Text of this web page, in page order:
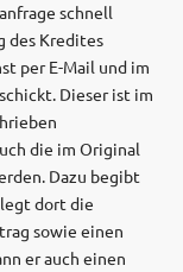
schnell
des Kredites
per E-Mail und im
Dieser ist im
die im Original
Dazu begibt
dort die
sowie einen
er auch einen